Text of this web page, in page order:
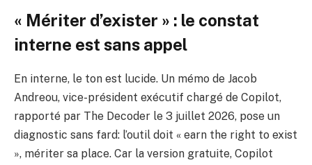
« Mériter d’exister » : le constat
interne est sans appel
En interne, le ton est lucide. Un mémo de Jacob
Andreou, vice-président exécutif chargé de Copilot,
rapporté par The Decoder le 3 juillet 2026, pose un
diagnostic sans fard: l’outil doit « earn the right to exist
», mériter sa place. Car la version gratuite, Copilot